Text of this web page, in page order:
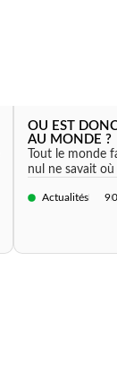
OU EST
AU MONDE ?
Tout le monde
nul ne savait où
Actualités 9